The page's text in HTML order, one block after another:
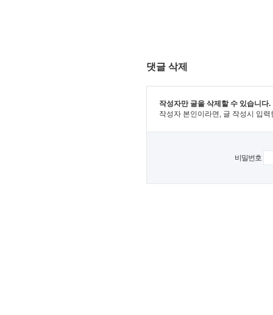
댓글 삭제
작성자만 글을 삭제할 수 있습니다.
작성자 본인이라면, 글 작성시 입
비밀번호